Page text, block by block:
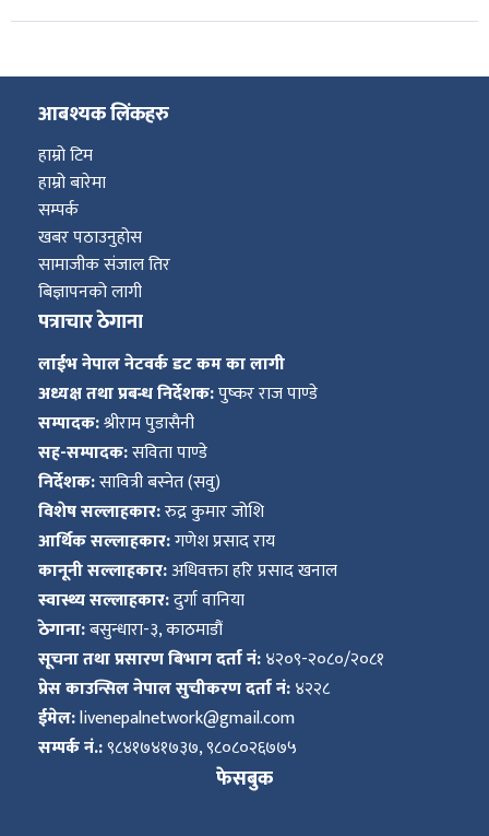
आबश्यक लिंकहरु
हाम्रो टिम
हाम्रो बारेमा
सम्पर्क
खबर पठाउनुहोस
सामाजीक संजाल तिर
बिज्ञापनको लागी
पत्राचार ठेगाना
लाईभ नेपाल नेटवर्क डट कम का लागी
अध्यक्ष तथा प्रबन्ध निर्देशक:पुष्कर राज पाण्डे
सम्पादक:श्रीराम पुडासैनी
सह-सम्पादक:सविता पाण्डे
निर्देशक:सावित्री बस्नेत (सवु)
विशेष सल्लाहकार:रुद्र कुमार जोशि
आर्थिक सल्लाहकार:गणेश प्रसाद राय
कानूनी सल्लाहकार:अधिवक्ता हरि प्रसाद खनाल
स्वास्थ्य सल्लाहकार:दुर्गा वानिया
ठेगाना:बसुन्धारा-३, काठमाडौं
सूचना तथा प्रसारण बिभाग दर्ता नं:४२०९-२०८०/२०८१
प्रेस काउन्सिल नेपाल सुचीकरण दर्ता नं:४२२८
ईमेल:livenepalnetwork@gmail.com
सम्पर्क नं.:९८४१७४१७३७, ९८०८०२६७७५
फेसबुक